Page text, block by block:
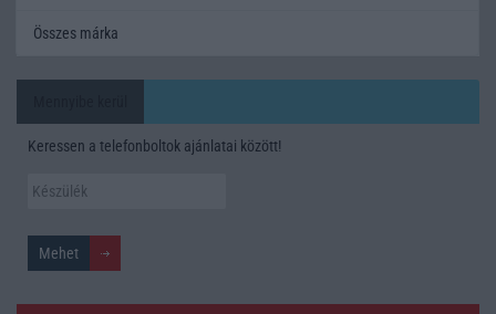
Összes márka
Keressen a telefonboltok ajánlatai között!